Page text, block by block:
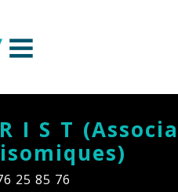
I S T
25 85 76